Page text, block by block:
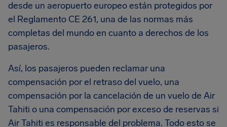
desde un aeropuerto europeo están protegidos por
el Reglamento CE 261, una de las normas más
completas del mundo en cuanto a derechos de los
pasajeros.
Así, los pasajeros pueden reclamar una
compensación por el retraso del vuelo, una
compensación por la cancelación de un vuelo de Air
Tahiti o una compensación por exceso de reservas si
Air Tahiti es responsable del problema. Todo esto se